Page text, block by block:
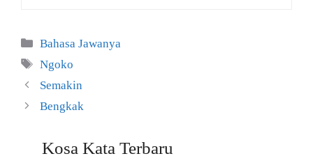
Kategori
Bahasa Jawanya
Tag
Ngoko
Semakin
Bengkak
Kosa Kata Terbaru